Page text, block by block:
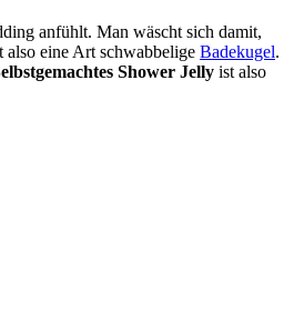
anfühlt. Man wäscht sich damit,
also eine Art schwabbelige Badekugel.
Shower Jelly ist also